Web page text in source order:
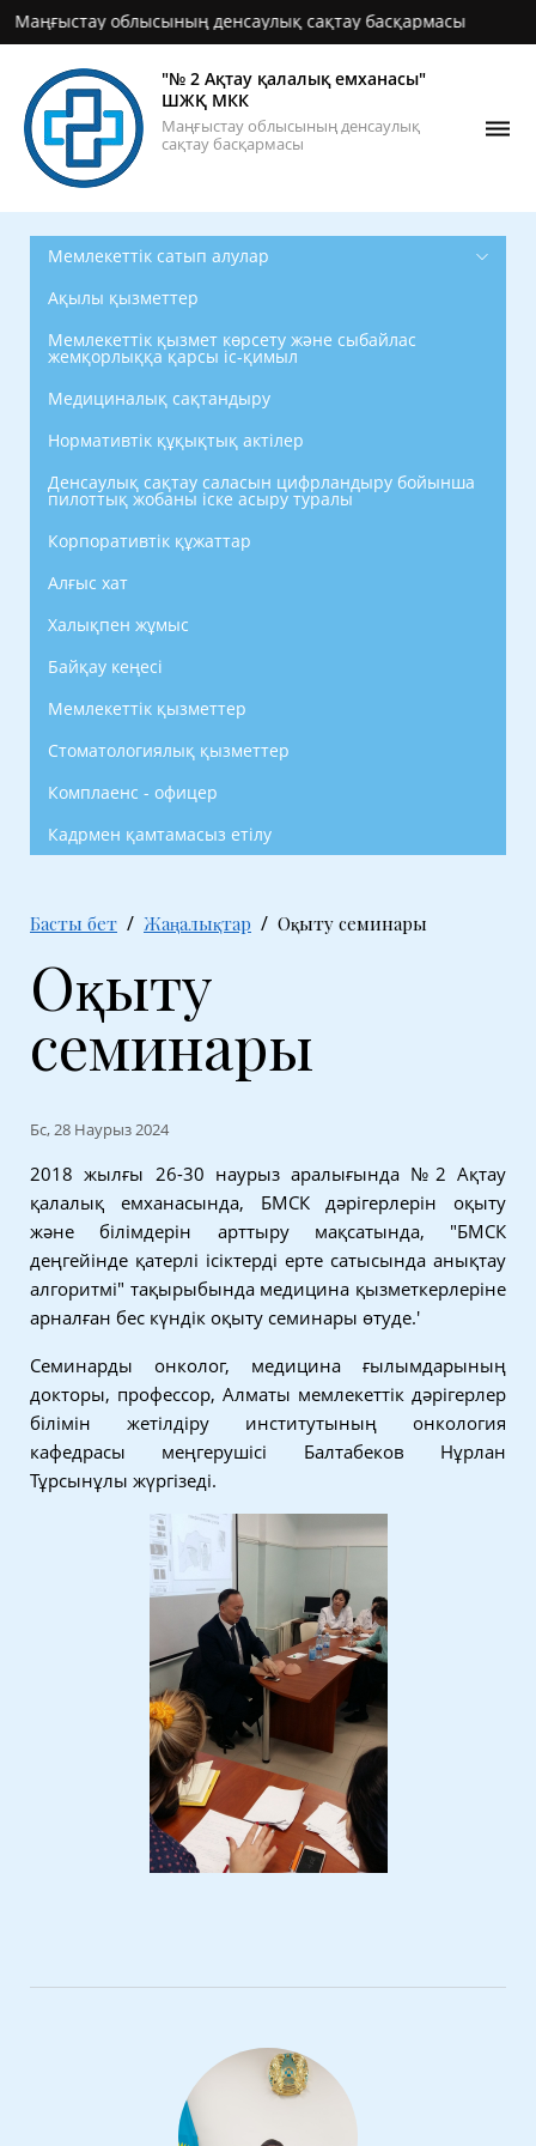
облысының денсаулық сақтау басқармасы
"№ 2 Ақтау қалалық емханасы"
ШЖҚ МКК
Маңғыстау облысының денсаулық
сақтау басқармасы
Мемлекеттік сатып алулар
Ақылы қызметтер
Мемлекеттік қызмет көрсету және сыбайлас
жемқорлыққа қарсы іс-қимыл
Медициналық сақтандыру
Нормативтік құқықтық актілер
Денсаулық сақтау саласын цифрландыру бойынша
пилоттық жобаны іске асыру туралы
Корпоративтік құжаттар
Алғыс хат
Халықпен жұмыс
Байқау кеңесі
Мемлекеттік қызметтер
Стоматологиялық қызметтер
Комплаенс - офицер
Кадрмен қамтамасыз етілу
Басты бет Жаңалықтар Оқыту семинары
Оқыту
семинары
Бс, 28 Наурыз 2024
2018 жылғы 26-30 наурыз аралығында №2 Ақтау
қалалық емханасында, БМСК дәрігерлерін оқыту
және білімдерін арттыру мақсатында, "БМСК
деңгейінде қатерлі ісіктерді ерте сатысында анықтау
алгоритмі" тақырыбында медицина қызметкерлеріне
арналған бес күндік оқыту семинары өтуде.'
Семинарды онколог, медицина ғылымдарының
докторы, профессор, Алматы мемлекеттік дәрігерлер
білімін жетілдіру институтының онкология
кафедрасы меңгерушісі Балтабеков Нұрлан
Тұрсынұлы жүргізеді.